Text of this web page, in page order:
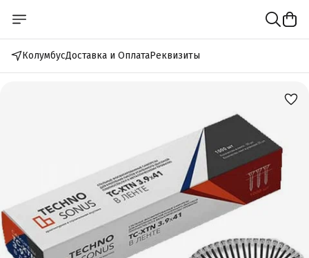
КолумбусДоставка и ОплатаРеквизиты